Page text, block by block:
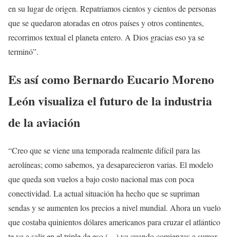
en su lugar de origen. Repatriamos cientos y cientos de personas
que se quedaron atoradas en otros países y otros continentes,
recorrimos textual el planeta entero. A Dios gracias eso ya se
terminó”.
Es así como Bernardo Eucario Moreno
León visualiza el futuro de la industria
de la aviación
“Creo que se viene una temporada realmente difícil para las
aerolíneas; como sabemos, ya desaparecieron varias. El modelo
que queda son vuelos a bajo costo nacional mas con poca
conectividad. La actual situación ha hecho que se supriman
sendas y se aumenten los precios a nivel mundial. Ahora un vuelo
que costaba quinientos dólares americanos para cruzar el atlántico